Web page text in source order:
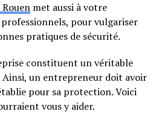
met aussi à votre
pour vulgariser
pratiques de sécurité.
constituent un véritable
un entrepreneur doit avoir
pour sa protection. Voici
vous y aider.